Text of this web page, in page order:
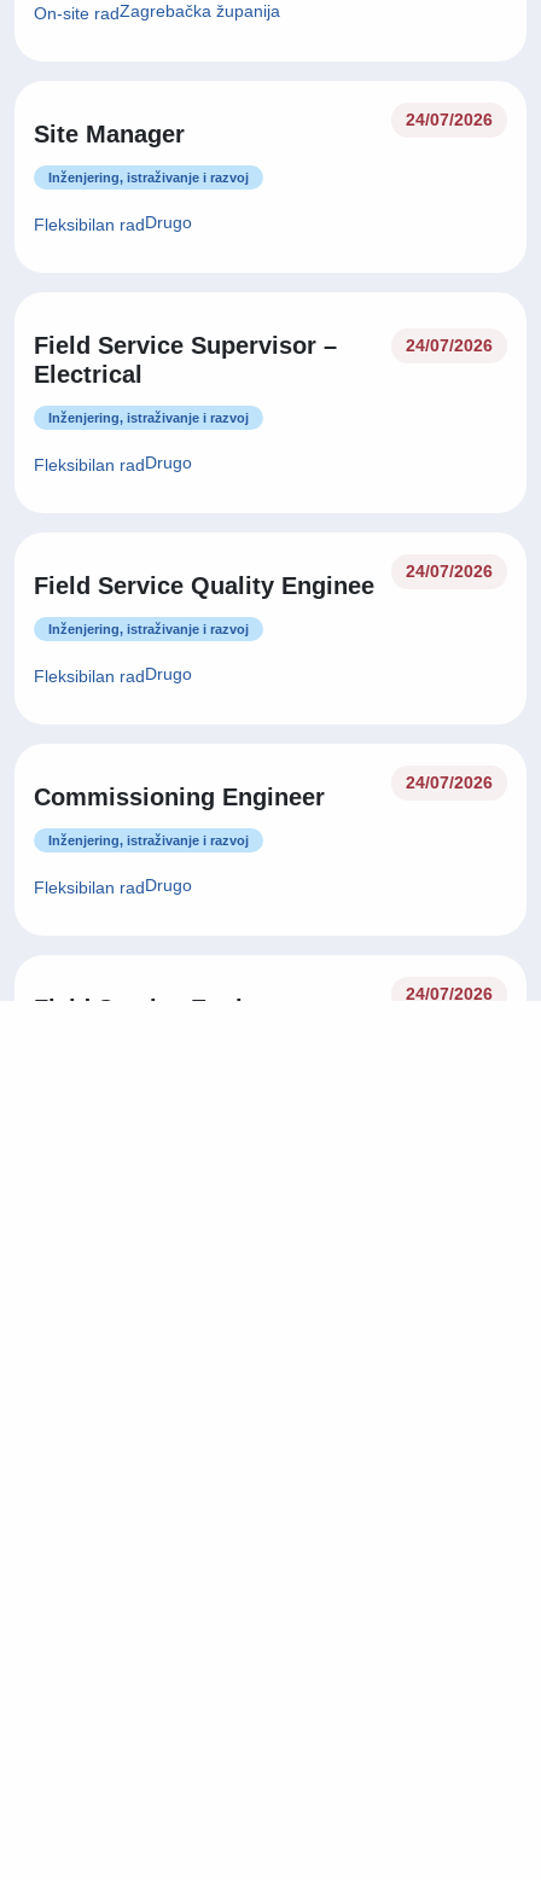
On-site radZagrebačka županija
Site Manager
24/07/2026
Inženjering, istraživanje i razvoj
Fleksibilan radDrugo
Field Service Supervisor –
Electrical
24/07/2026
Inženjering, istraživanje i razvoj
Fleksibilan radDrugo
Field Service Quality Enginee
24/07/2026
Inženjering, istraživanje i razvoj
Fleksibilan radDrugo
Commissioning Engineer
24/07/2026
Inženjering, istraživanje i razvoj
Fleksibilan radDrugo
Field Service Engineer
24/07/2026